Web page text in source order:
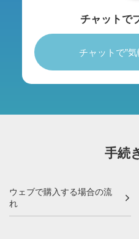
チャットで
チャットで”
手続
ウェブで購入する場合の流
れ